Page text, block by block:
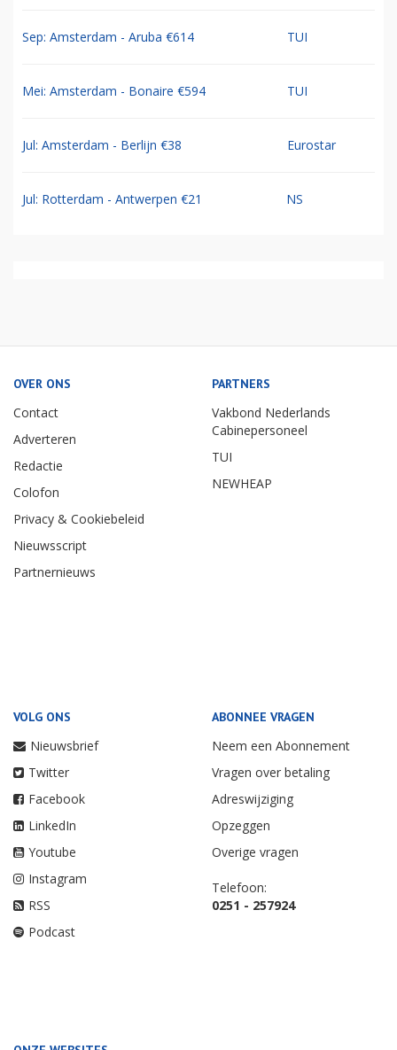
Sep: Amsterdam - Aruba €614 TUI
Mei: Amsterdam - Bonaire €594 TUI
Jul: Amsterdam - Berlijn €38 Eurostar
Jul: Rotterdam - Antwerpen €21 NS
OVER ONS
Contact
Adverteren
Redactie
Colofon
Privacy & Cookiebeleid
Nieuwsscript
Partnernieuws
PARTNERS
Vakbond Nederlands
Cabinepersoneel
TUI
NEWHEAP
VOLG ONS
Nieuwsbrief
Twitter
Facebook
LinkedIn
Youtube
Instagram
RSS
Podcast
ABONNEE VRAGEN
Neem een Abonnement
Vragen over betaling
Adreswijziging
Opzeggen
Overige vragen
Telefoon:
0251 - 257924